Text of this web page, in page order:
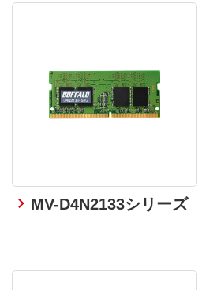
MV-D4N2133シリーズ